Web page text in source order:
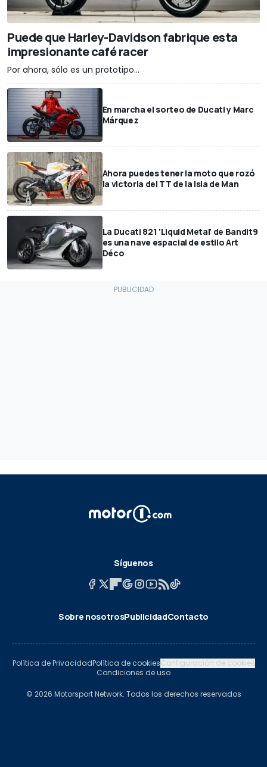
Puede que Harley-Davidson fabrique esta
impresionante café racer
Por ahora, sólo es un prototipo...
En marcha el sorteo de Ducati y Marc
Márquez
Ahora puedes tener la moto que rozó
la victoria del TT de la Isla de Man
La Ducati 821 'Liquid Metal' de Bandit9
es una nave espacial de estilo Art
Déco
Síguenos
Sobre nosotrosPublicidadContacto
Política de PrivacidadPolítica de cookiesConfiguración de cookies
Condiciones de uso
© 2026 Motorsport Network. Todos los derechos reservados